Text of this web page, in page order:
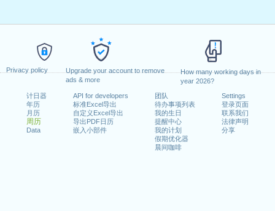
Privacy policy
Upgrade your account to remove
ads & more
How many working days in
year 2026?
计日器
年历
月历
周历
Data
API for developers
标准Excel导出
自定义Excel导出
导出PDF日历
嵌入小部件
团队
待办事项列表
我的生日
提醒中心
我的计划
假期优化器
晨间咖啡
Settings
登录页面
联系我们
法律声明
分享